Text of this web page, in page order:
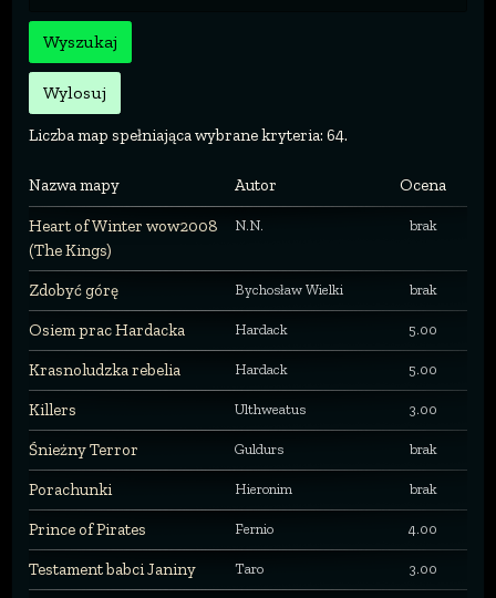
Wyszukaj
Wylosuj
Liczba map spełniająca wybrane kryteria: 64.
Nazwa mapy Autor Ocena
Heart of Winter wow2008
(The Kings)
N.N. brak
Zdobyć górę Bychosław Wielki brak
Osiem prac Hardacka Hardack 5.00
Krasnoludzka rebelia Hardack 5.00
Killers Ulthweatus 3.00
Śnieżny Terror Guldurs brak
Porachunki Hieronim brak
Prince of Pirates Fernio 4.00
Testament babci Janiny Taro 3.00